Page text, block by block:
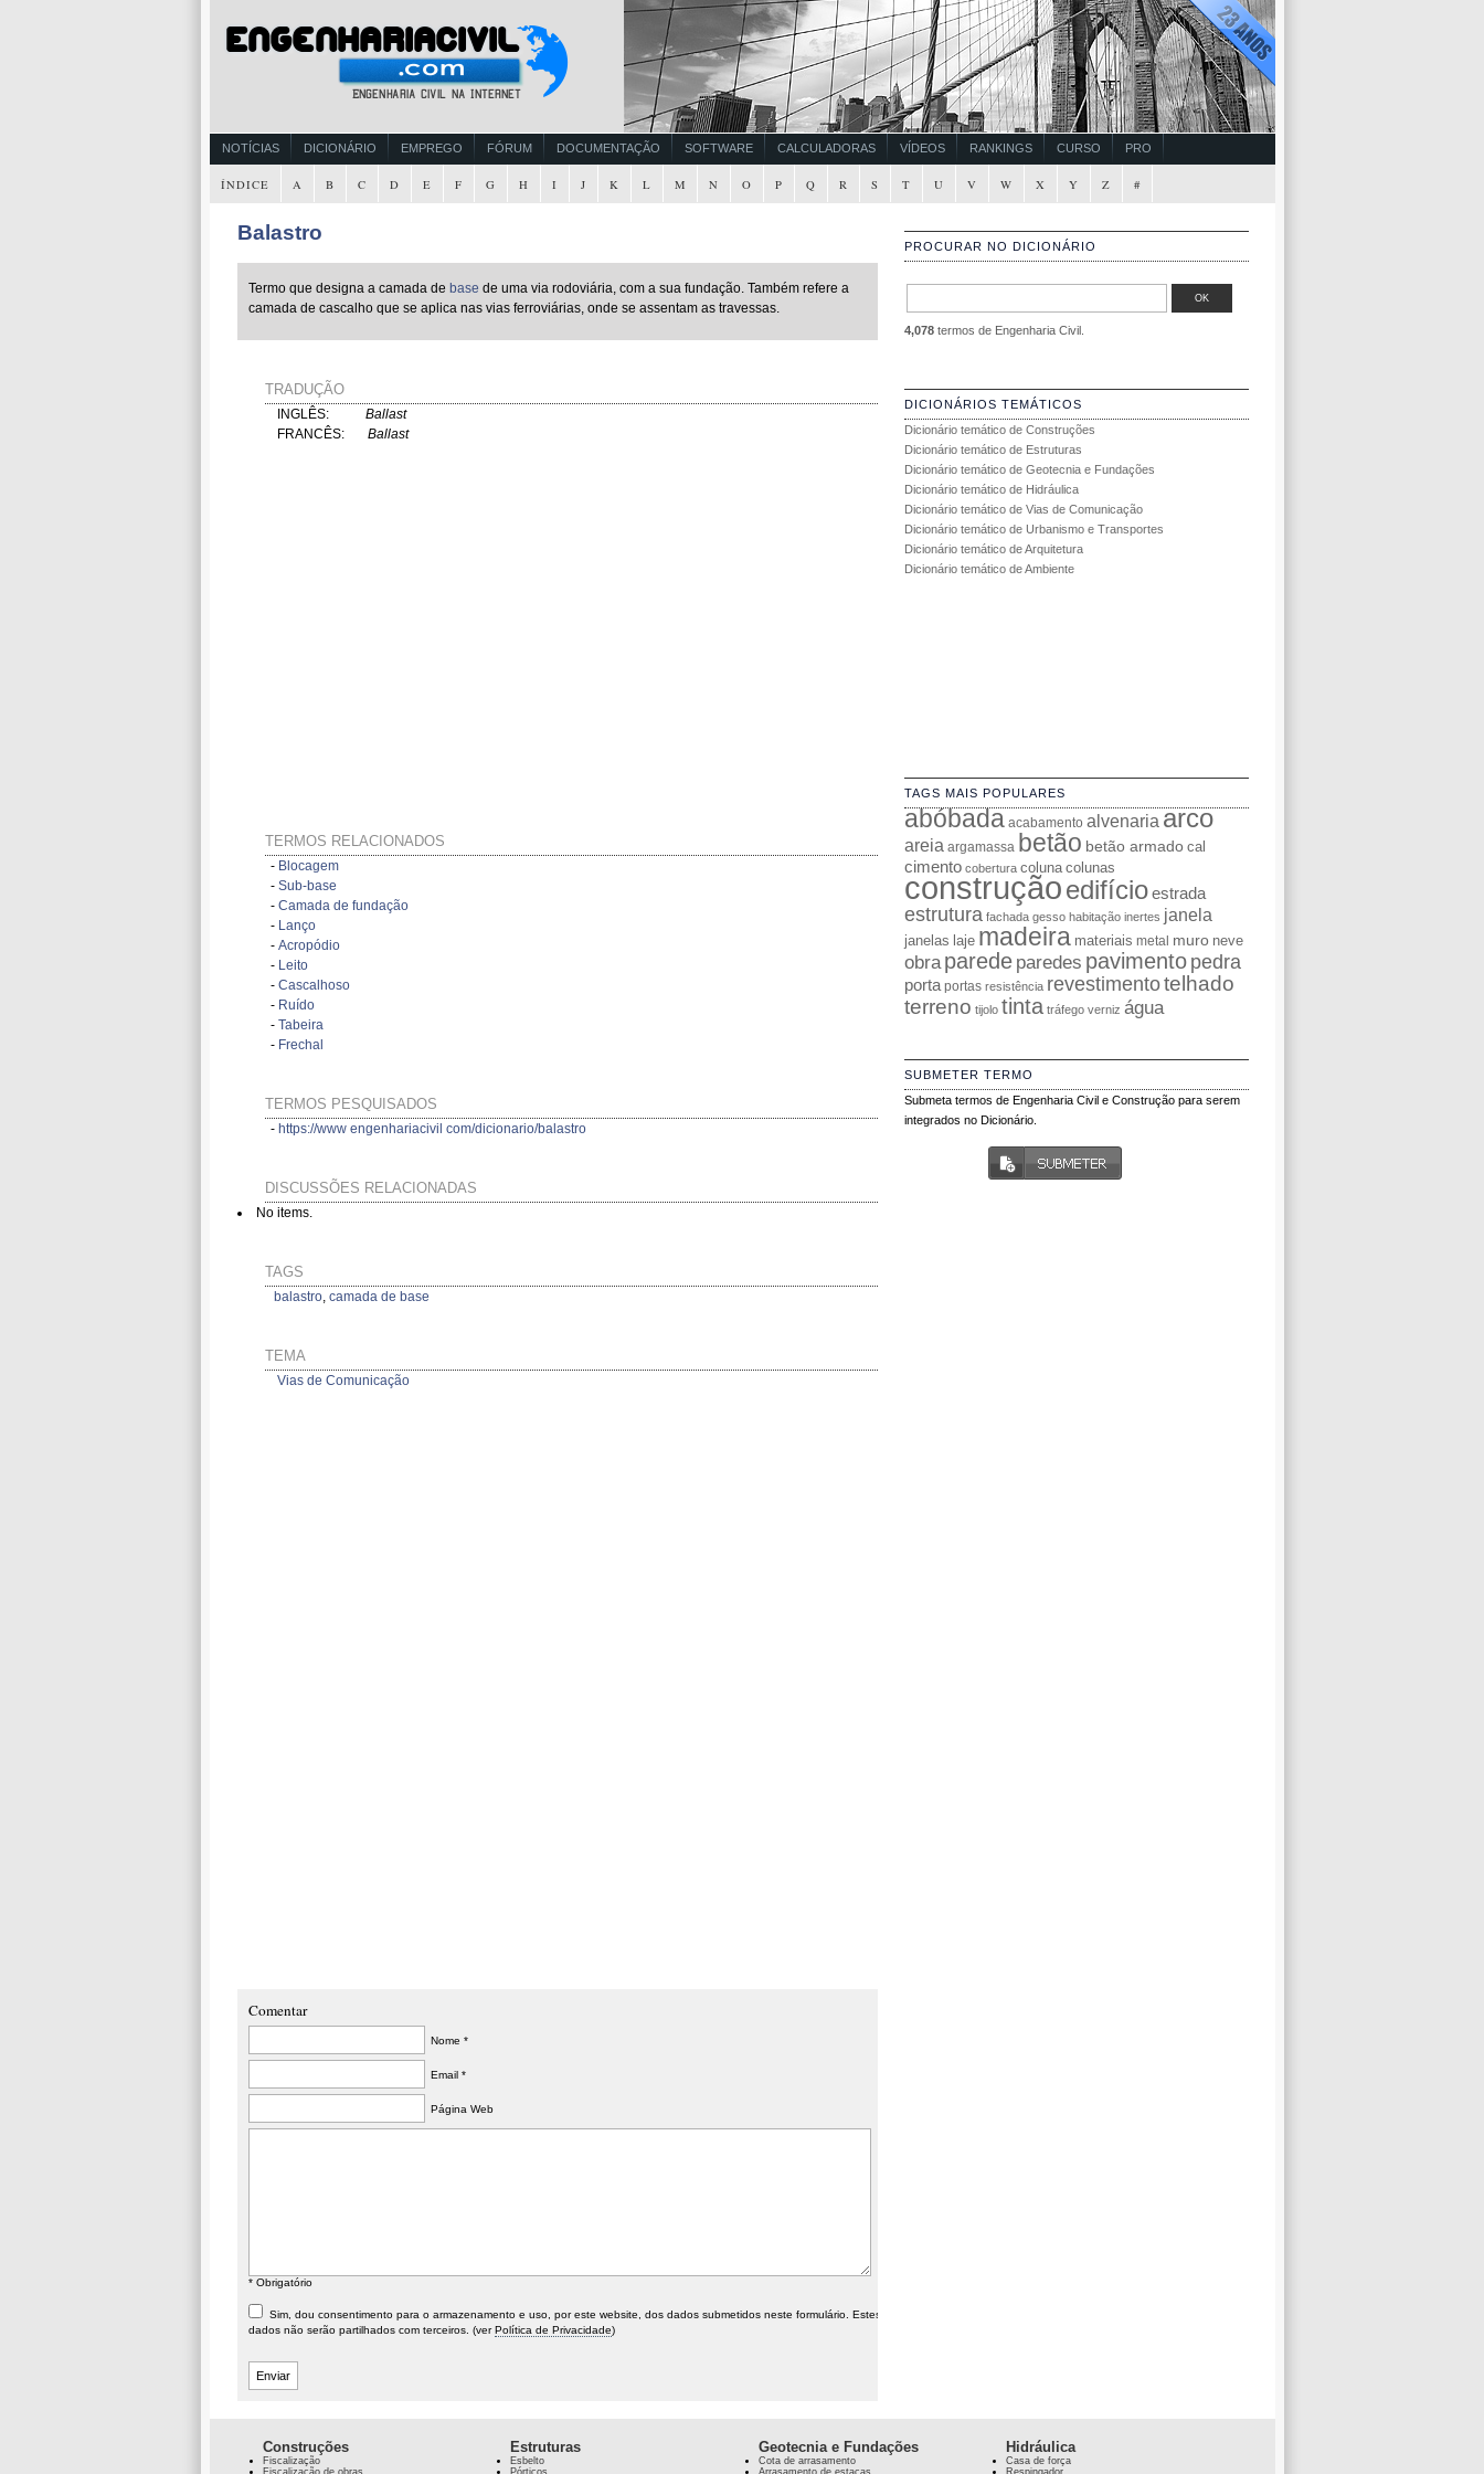
NOTÍCIAS DICIONÁRIO EMPREGO FÓRUM DOCUMENTAÇÃO SOFTWARE CALCULADORAS VÍDEOS RANKINGS CURSO PRO
ÍNDICE A B C D E F G H I J K L M N O P Q R S T U V W X Y Z #
Balastro
Termo que designa a camada de base de uma via rodoviária, com a sua fundação. Também refere a
camada de cascalho que se aplica nas vias ferroviárias, onde se assentam as travessas.
TRADUÇÃO
INGLÊS: Ballast
FRANCÊS: Ballast
TERMOS RELACIONADOS
- Blocagem
- Sub-base
- Camada de fundação
- Lanço
- Acropódio
- Leito
- Cascalhoso
- Ruído
- Tabeira
- Frechal
TERMOS PESQUISADOS
- https://www engenhariacivil com/dicionario/balastro
DISCUSSÕES RELACIONADAS
No items.
TAGS
balastro, camada de base
TEMA
Vias de Comunicação
Comentar
Nome *
Email *
Página Web
* Obrigatório
Sim, dou consentimento para o armazenamento e uso, por este website, dos dados submetidos neste formulário. Estes
dados não serão partilhados com terceiros. (verPolítica de Privacidade)
PROCURAR NO DICIONÁRIO
4,078termos de Engenharia Civil.
DICIONÁRIOS TEMÁTICOS
Dicionário temático de Construções
Dicionário temático de Estruturas
Dicionário temático de Geotecnia e Fundações
Dicionário temático de Hidráulica
Dicionário temático de Vias de Comunicação
Dicionário temático de Urbanismo e Transportes
Dicionário temático de Arquitetura
Dicionário temático de Ambiente
TAGS MAIS POPULARES
abóbada acabamento alvenariaarco
areia argamassa betão betão armado cal
cimento cobertura coluna colunas
construçãoedifício estrada
estrutura fachada gesso habitação inertes janela
janelas laje madeira materiais metal muro neve
obra parede paredes pavimento pedra
porta portas resistência revestimentotelhado
terreno tijolo tinta tráfego verniz água
SUBMETER TERMO
Submeta termos de Engenharia Civil e Construção para serem
integrados no Dicionário.
Construções
Fiscalização
Estruturas
Esbelto
Geotecnia e Fundações
Cota de arrasamento
Hidráulica
Casa de força